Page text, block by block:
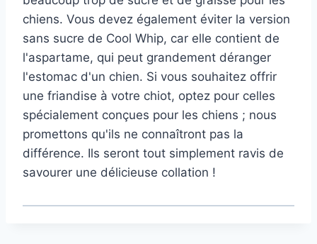
chiens. Vous devez également éviter la version
sans sucre de Cool Whip, car elle contient de
l'aspartame, qui peut grandement déranger
l'estomac d'un chien. Si vous souhaitez offrir
une friandise à votre chiot, optez pour celles
spécialement conçues pour les chiens ; nous
promettons qu'ils ne connaîtront pas la
différence. Ils seront tout simplement ravis de
savourer une délicieuse collation !